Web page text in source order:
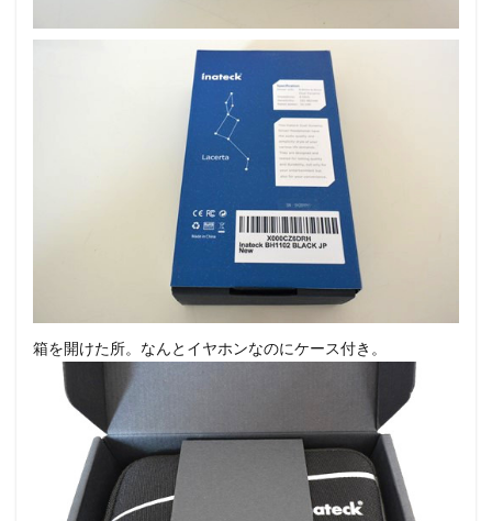
箱を開けた所。なんとイヤホンなのにケース付き。